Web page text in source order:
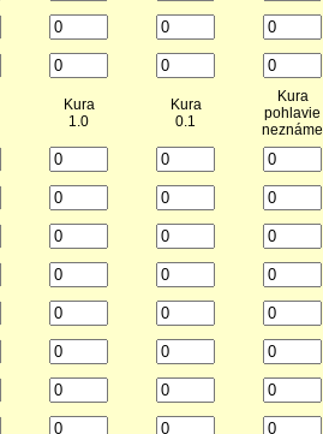
Kura
1.0
Kura
0.1
Kura
pohlavie
neznáme